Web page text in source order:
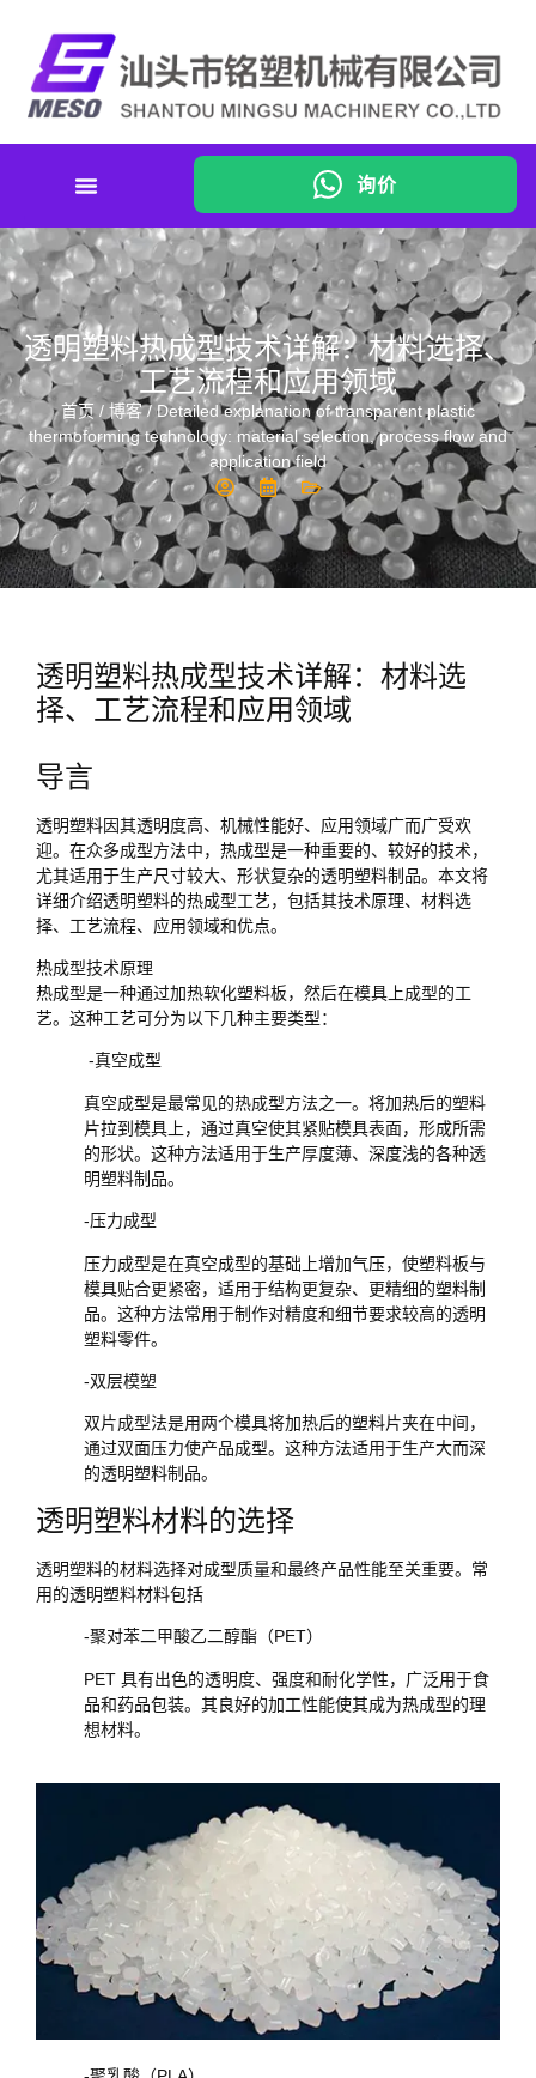
询价
透明塑料热成型技术详解：材料选择、
工艺流程和应用领域
首页/ 博客/ Detailed explanation of transparent plastic
thermoforming technology: material selection, process flow and
application field
透明塑料热成型技术详解：材料选
择、工艺流程和应用领域
导言
透明塑料因其透明度高、机械性能好、应用领域广而广受欢
迎。在众多成型方法中，热成型是一种重要的、较好的技术，
尤其适用于生产尺寸较大、形状复杂的透明塑料制品。本文将
详细介绍透明塑料的热成型工艺，包括其技术原理、材料选
择、工艺流程、应用领域和优点。
热成型技术原理
热成型是一种通过加热软化塑料板，然后在模具上成型的工
艺。这种工艺可分为以下几种主要类型：
-真空成型
真空成型是最常见的热成型方法之一。将加热后的塑料
片拉到模具上，通过真空使其紧贴模具表面，形成所需
的形状。这种方法适用于生产厚度薄、深度浅的各种透
明塑料制品。
-压力成型
压力成型是在真空成型的基础上增加气压，使塑料板与
模具贴合更紧密，适用于结构更复杂、更精细的塑料制
品。这种方法常用于制作对精度和细节要求较高的透明
塑料零件。
-双层模塑
双片成型法是用两个模具将加热后的塑料片夹在中间，
通过双面压力使产品成型。这种方法适用于生产大而深
的透明塑料制品。
透明塑料材料的选择
透明塑料的材料选择对成型质量和最终产品性能至关重要。常
用的透明塑料材料包括
-聚对苯二甲酸乙二醇酯（PET）
PET 具有出色的透明度、强度和耐化学性，广泛用于食
品和药品包装。其良好的加工性能使其成为热成型的理
想材料。